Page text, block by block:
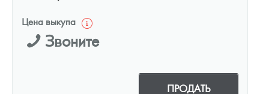
Цена выкупа
Звоните
ПРОДАТЬ